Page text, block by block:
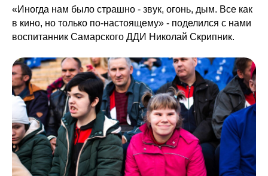
«Иногда нам было страшно - звук, огонь, дым. Все как
в кино, но только по-настоящему» - поделился с нами
воспитанник Самарского ДДИ Николай Скрипник.